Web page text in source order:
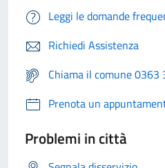
Leggi le domande
Richiedi Assistenza
Chiama il comune 0363
Prenota un
Problemi in città